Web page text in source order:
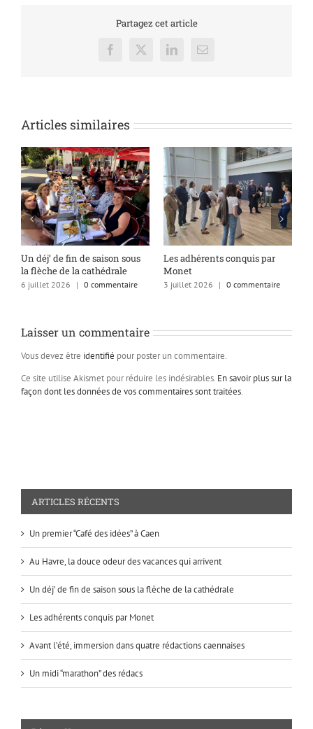
Partagez cet article
Facebook
X LinkedInEmail
Articles similaires
Un déj’ de fin de saison sous
la flèche de la cathédrale
6 juillet 2026 | 0 commentaire
Les adhérents conquis par
Monet
3 juillet 2026 | 0 commentaire
Laisser un commentaire
Vous devez être identifié pour poster un commentaire.
Ce site utilise Akismet pour réduire les indésirables. En savoir plus sur la
façon dont les données de vos commentaires sont traitées.
ARTICLES RÉCENTS
Un premier “Café des idées” à Caen
Au Havre, la douce odeur des vacances qui arrivent
Un déj’ de fin de saison sous la flèche de la cathédrale
Les adhérents conquis par Monet
Avant l’été, immersion dans quatre rédactions caennaises
Un midi “marathon” des rédacs